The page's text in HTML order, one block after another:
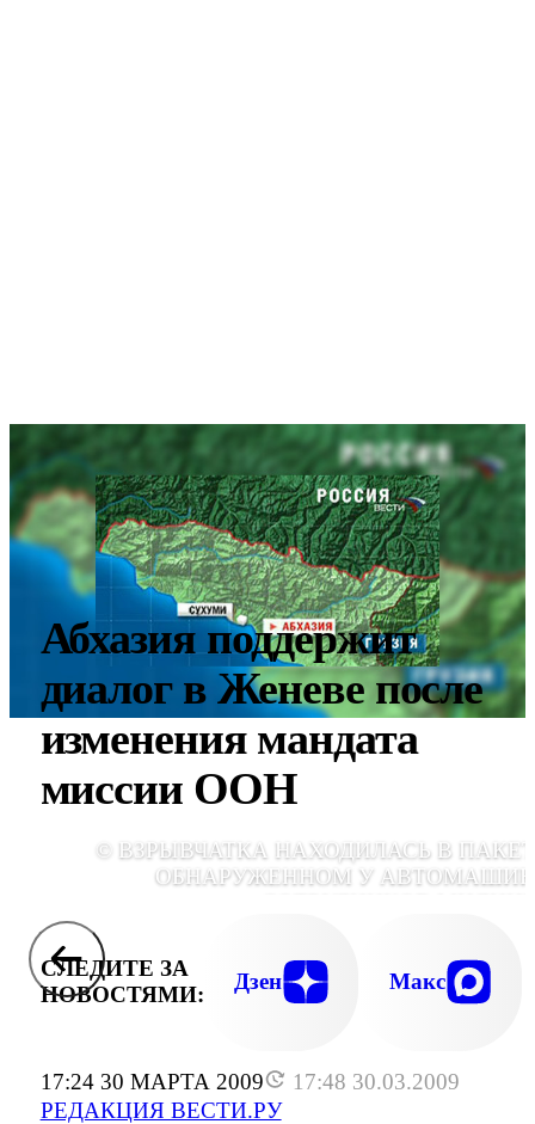
17:24 30 МАРТА 2009
17:48 30.03.2009
РЕДАКЦИЯ ВЕСТИ.РУ
Абхазия поддержит
диалог в Женеве после
изменения мандата
миссии ООН
© ВЗРЫВЧАТКА НАХОДИЛАСЬ В
ОБНАРУЖЕННОМ У
СЛЕДИТЕ ЗА
НОВОСТЯМИ:
Дзен Макс